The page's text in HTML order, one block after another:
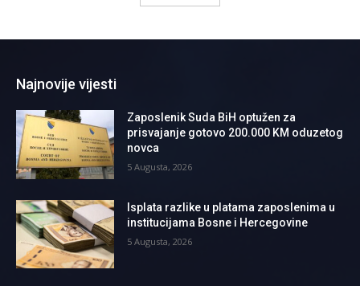
Najnovije vijesti
Zaposlenik Suda BiH optužen za
prisvajanje gotovo 200.000 KM oduzetog
novca
5 Augusta, 2026
Isplata razlike u platama zaposlenima u
institucijama Bosne i Hercegovine
5 Augusta, 2026